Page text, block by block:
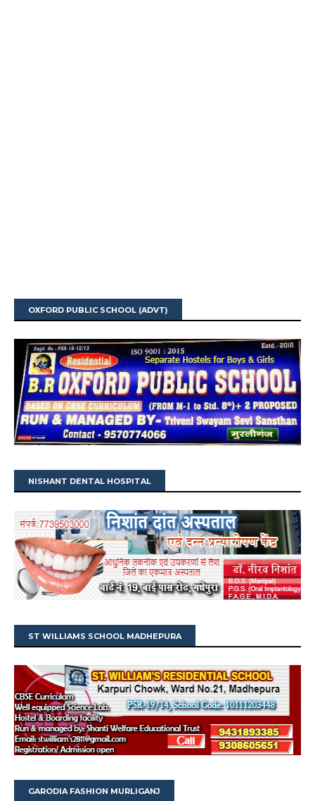
OXFORD PUBLIC SCHOOL (ADVT)
NISHANT DENTAL HOSPITAL
ST WILLIAMS SCHOOL MADHEPURA
GARODIA FASHION MURLIGANJ